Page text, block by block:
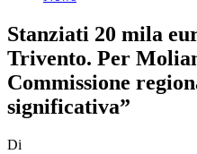
Stanziati 20 mila
Trivento. Per
Commissione
significativa”
Di